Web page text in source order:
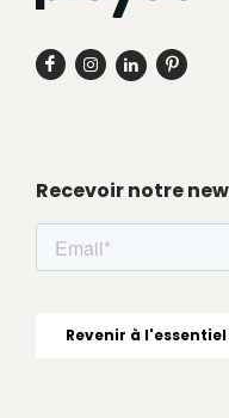
Recevoir notre